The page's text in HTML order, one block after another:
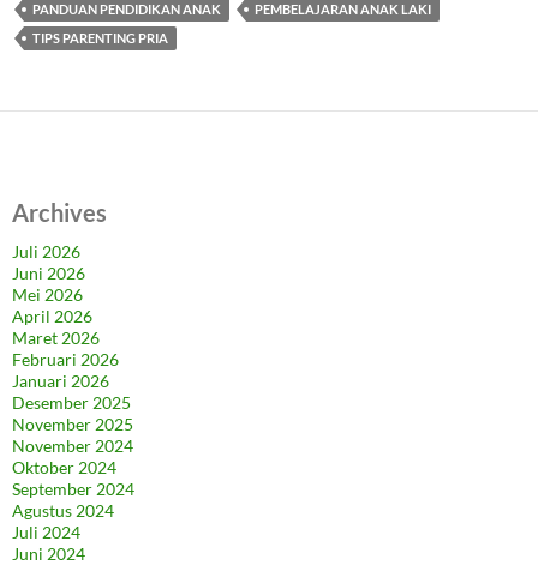
PANDUAN PENDIDIKAN ANAK
PEMBELAJARAN ANAK LAKI
TIPS PARENTING PRIA
Archives
Juli 2026
Juni 2026
Mei 2026
April 2026
Maret 2026
Februari 2026
Januari 2026
Desember 2025
November 2025
November 2024
Oktober 2024
September 2024
Agustus 2024
Juli 2024
Juni 2024